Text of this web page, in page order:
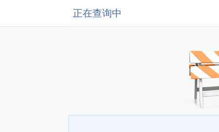
正在查询中